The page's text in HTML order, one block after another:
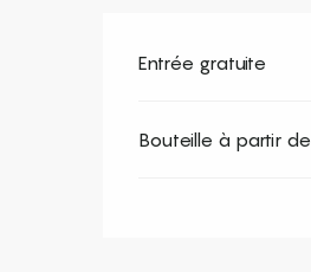
Entrée gratuite
Bouteille à partir de